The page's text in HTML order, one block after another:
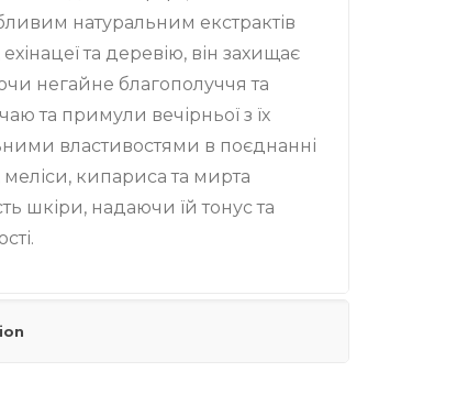
натуральним екстрактів
та деревію, він захищає
негайне благополуччя та
та примули вечірньої з їх
властивостями в поєднанні
кипариса та мирта
шкіри, надаючи їй тонус та